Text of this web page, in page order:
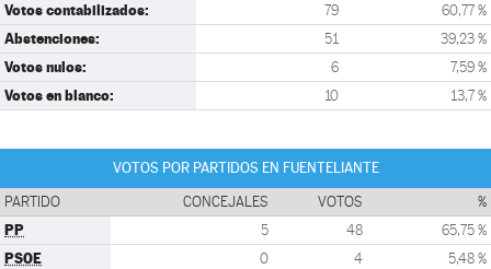
Votos contabilizados: 79 60,77 %
Abstenciones: 51 39,23 %
Votos nulos: 6 7,59 %
Votos en blanco: 10 13,7 %
VOTOS POR PARTIDOS EN FUENTELIANTE
PARTIDO CONCEJALES VOTOS %
PP 5 48 65,75 %
PSOE 0 4 5,48 %